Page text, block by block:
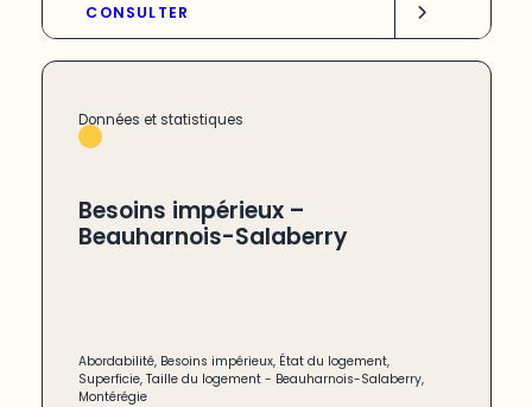
CONSULTER
Données et statistiques
Besoins impérieux –
Beauharnois-Salaberry
Abordabilité, Besoins impérieux, État du logement,
Superficie,Taille du logement - Beauharnois-Salaberry,
Montérégie